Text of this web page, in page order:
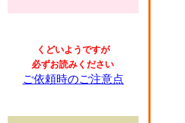
くどいようですが
必ずお読みください
ご依頼時のご注意点